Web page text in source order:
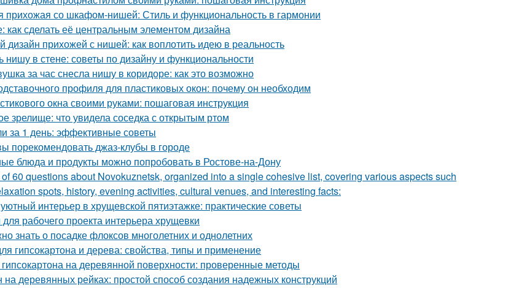
прихожая со шкафом-нишей: Стиль и функциональность в гармонии
как сделать её центральным элементом дизайна
прихожей с нишей: как воплотить идею в реальность
нишу в стене: советы по дизайну и функциональности
за час снесла нишу в коридоре: как это возможно
профиля для пластиковых окон: почему он необходим
окна своими руками: пошаговая инструкция
зрелище: что увидела соседка с открытым ртом
за 1 день: эффективные советы
порекомендовать джаз-клубы в городе
блюда и продукты можно попробовать в Ростове-на-Дону
60 questions about Novokuznetsk, organized into a single cohesive list, covering various aspects such
spots, history, evening activities, cultural venues, and interesting facts:
уютный интерьер в хрущевской пятиэтажке: практические советы
рабочего проекта интерьера хрущевки
знать о посадке флоксов многолетних и однолетних
гипсокартона и дерева: свойства, типы и применение
на деревянной поверхности: проверенные методы
на деревянных рейках: простой способ создания надежных конструкций